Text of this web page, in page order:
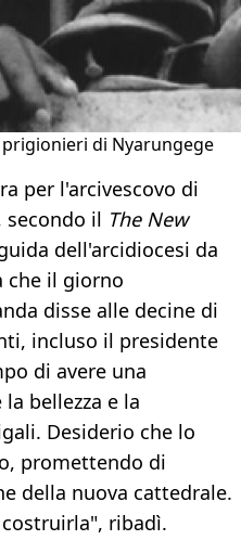
di Nyarungege
per l'arcivescovo di
secondo il The New
dell'arcidiocesi da
che il giorno
disse alle decine di
incluso il presidente
di avere una
bellezza e la
Desiderio che lo
promettendo di
della nuova cattedrale.
ribadì.